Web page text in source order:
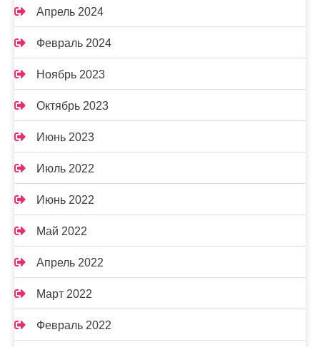
Апрель 2024
Февраль 2024
Ноябрь 2023
Октябрь 2023
Июнь 2023
Июль 2022
Июнь 2022
Май 2022
Апрель 2022
Март 2022
Февраль 2022